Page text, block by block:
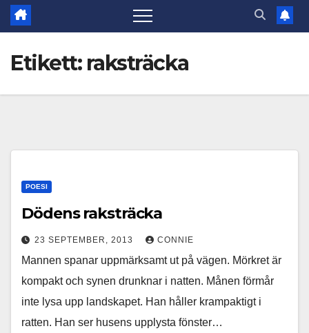
Etikett: raksträcka
POESI
Dödens raksträcka
23 SEPTEMBER, 2013 CONNIE
Mannen spanar uppmärksamt ut på vägen. Mörkret är
kompakt och synen drunknar i natten. Månen förmår
inte lysa upp landskapet. Han håller krampaktigt i
ratten. Han ser husens upplysta fönster…